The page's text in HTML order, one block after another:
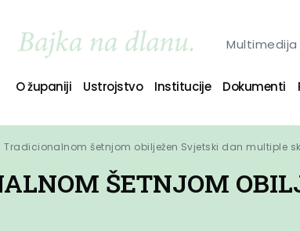
Multimedija
O županiji Ustrojstvo Institucije Dokumenti
Tradicionalnom šetnjom obilježen Svjetski dan multiple
ŠETNJOM